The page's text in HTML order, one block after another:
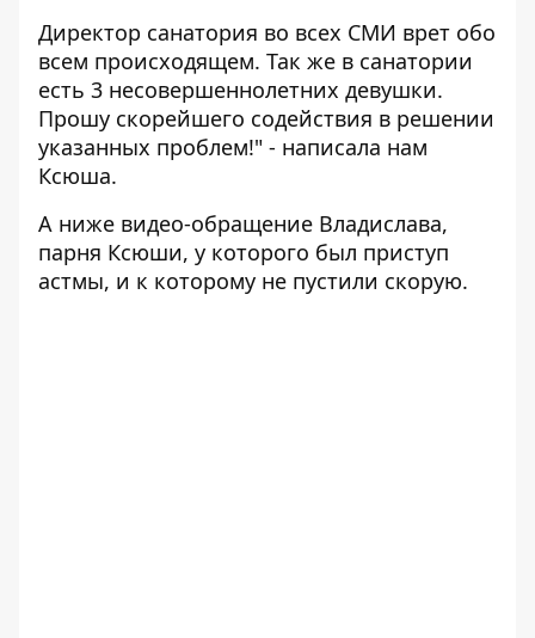
Директор санатория во всех СМИ врет обо
всем происходящем. Так же в санатории
есть 3 несовершеннолетних девушки.
Прошу скорейшего содействия в решении
указанных проблем!" - написала нам
Ксюша.
А ниже видео-обращение Владислава,
парня Ксюши, у которого был приступ
астмы, и к которому не пустили скорую.